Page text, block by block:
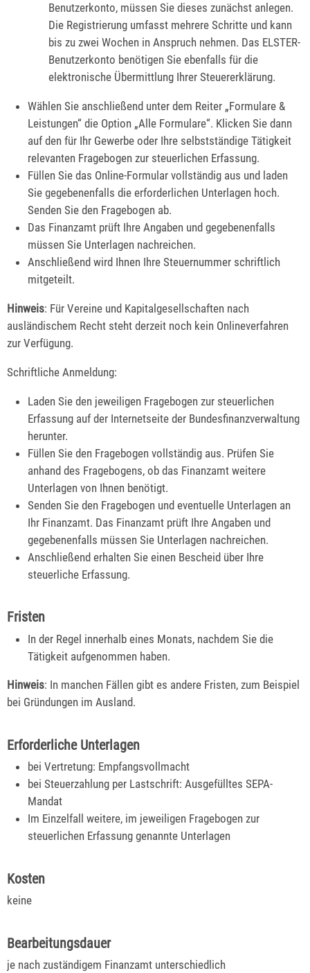
Benutzerkonto, müssen Sie dieses zunächst anlegen.
Die Registrierung umfasst mehrere Schritte und kann
bis zu zwei Wochen in Anspruch nehmen. Das ELSTER-
Benutzerkonto benötigen Sie ebenfalls für die
elektronische Übermittlung Ihrer Steuererklärung.
Wählen Sie anschließend unter dem Reiter „Formulare &
Leistungen“ die Option „Alle Formulare“. Klicken Sie dann
auf den für Ihr Gewerbe oder Ihre selbstständige Tätigkeit
relevanten Fragebogen zur steuerlichen Erfassung.
Füllen Sie das Online-Formular vollständig aus und laden
Sie gegebenenfalls die erforderlichen Unterlagen hoch.
Senden Sie den Fragebogen ab.
Das Finanzamt prüft Ihre Angaben und gegebenenfalls
müssen Sie Unterlagen nachreichen.
Anschließend wird Ihnen Ihre Steuernummer schriftlich
mitgeteilt.
Hinweis: Für Vereine und Kapitalgesellschaften nach
ausländischem Recht steht derzeit noch kein Onlineverfahren
zur Verfügung.
Schriftliche Anmeldung:
Laden Sie den jeweiligen Fragebogen zur steuerlichen
Erfassung auf der Internetseite der Bundesfinanzverwaltung
herunter.
Füllen Sie den Fragebogen vollständig aus. Prüfen Sie
anhand des Fragebogens, ob das Finanzamt weitere
Unterlagen von Ihnen benötigt.
Senden Sie den Fragebogen und eventuelle Unterlagen an
Ihr Finanzamt. Das Finanzamt prüft Ihre Angaben und
gegebenenfalls müssen Sie Unterlagen nachreichen.
Anschließend erhalten Sie einen Bescheid über Ihre
steuerliche Erfassung.
Fristen
In der Regel innerhalb eines Monats, nachdem Sie die
Tätigkeit aufgenommen haben.
Hinweis: In manchen Fällen gibt es andere Fristen, zum Beispiel
bei Gründungen im Ausland.
Erforderliche Unterlagen
bei Vertretung: Empfangsvollmacht
bei Steuerzahlung per Lastschrift: Ausgefülltes SEPA-
Mandat
Im Einzelfall weitere, im jeweiligen Fragebogen zur
steuerlichen Erfassung genannte Unterlagen
Kosten
keine
Bearbeitungsdauer
je nach zuständigem Finanzamt unterschiedlich